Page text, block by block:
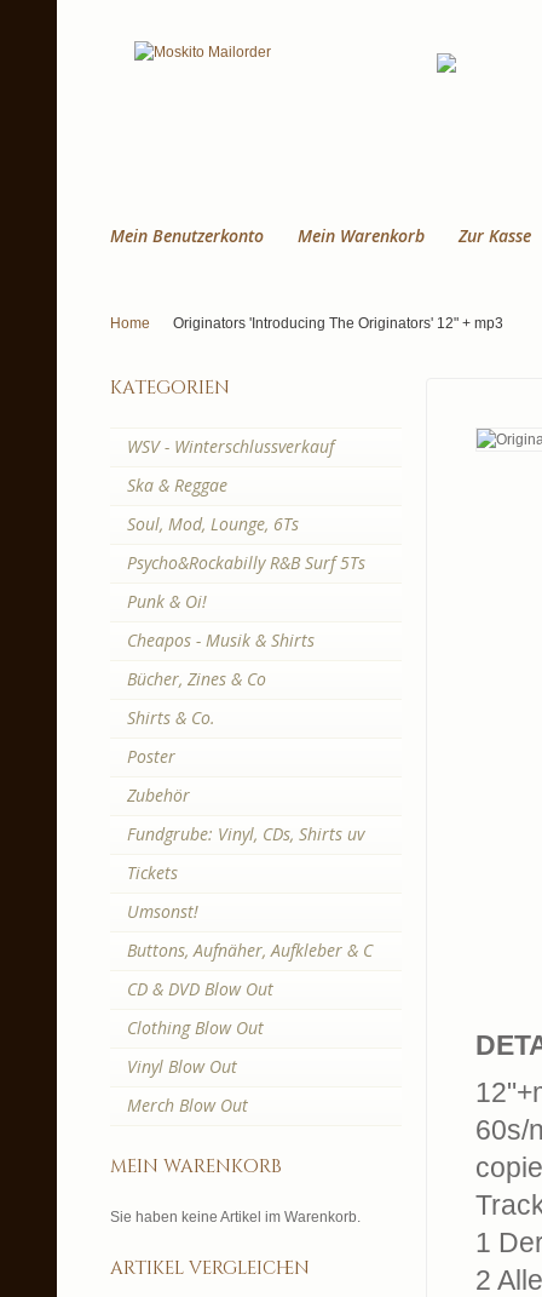
Mein Benutzerkonto Mein Warenkorb Zur Kasse
Home Originators 'Introducing The Originators' 12" + mp3
60s/
1
2
kategorien
WSV - Winterschlussverkauf
Ska & Reggae
Soul, Mod, Lounge, 6Ts
Psycho&Rockabilly R&B Surf 5Ts
Punk & Oi!
Cheapos - Musik & Shirts
Bücher, Zines & Co
Shirts & Co.
Poster
Zubehör
Fundgrube: Vinyl, CDs, Shirts uv
Tickets
Umsonst!
Buttons, Aufnäher, Aufkleber & C
CD & DVD Blow Out
Clothing Blow Out
Vinyl Blow Out
Merch Blow Out
mein warenkorb
Sie haben keine Artikel im Warenkorb.
artikel vergleichen